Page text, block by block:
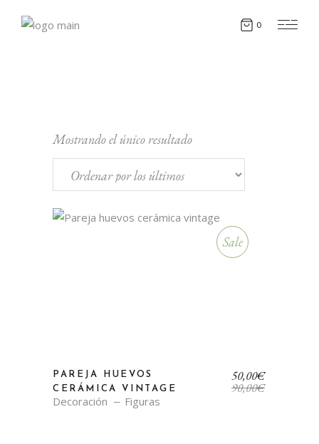
0
Mostrando el único resultado
Sale
PAREJA HUEVOS
CERÁMICA VINTAGE
Decoración Figuras
90,00€
El
precio
50,00€El
precio